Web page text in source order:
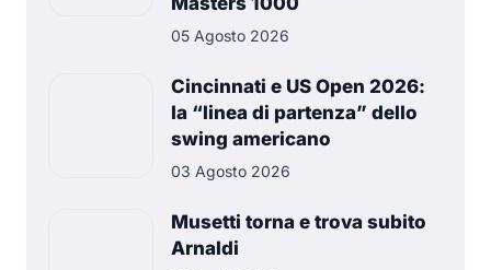
05 Agosto 2026
Cincinnati e US Open 2026:
la “linea di partenza” dello
swing americano
03 Agosto 2026
Musetti torna e trova subito
Arnaldi